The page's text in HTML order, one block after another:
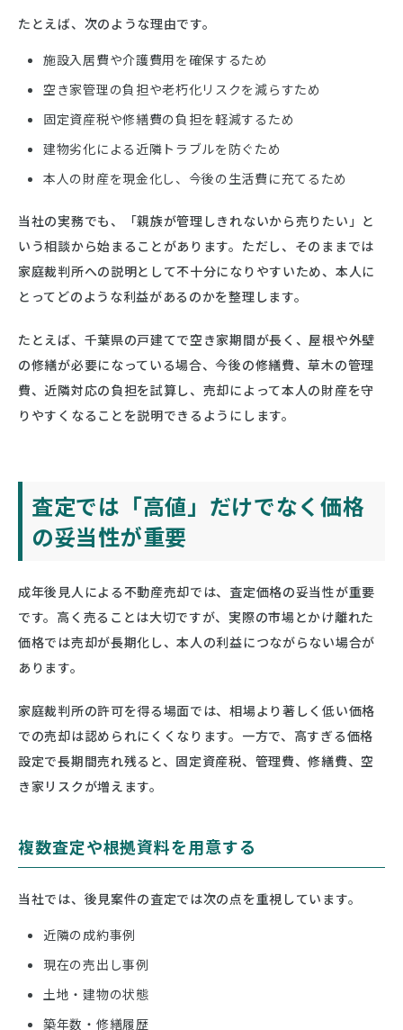
たとえば、次のような理由です。
施設入居費や介護費用を確保するため
空き家管理の負担や老朽化リスクを減らすため
固定資産税や修繕費の負担を軽減するため
建物劣化による近隣トラブルを防ぐため
本人の財産を現金化し、今後の生活費に充てるため
当社の実務でも、「親族が管理しきれないから売りたい」と
いう相談から始まることがあります。ただし、そのままでは
家庭裁判所への説明として不十分になりやすいため、本人に
とってどのような利益があるのかを整理します。
たとえば、千葉県の戸建てで空き家期間が長く、屋根や外壁
の修繕が必要になっている場合、今後の修繕費、草木の管理
費、近隣対応の負担を試算し、売却によって本人の財産を守
りやすくなることを説明できるようにします。
査定では「高値」だけでなく価格
の妥当性が重要
成年後見人による不動産売却では、査定価格の妥当性が重要
です。高く売ることは大切ですが、実際の市場とかけ離れた
価格では売却が長期化し、本人の利益につながらない場合が
あります。
家庭裁判所の許可を得る場面では、相場より著しく低い価格
での売却は認められにくくなります。一方で、高すぎる価格
設定で長期間売れ残ると、固定資産税、管理費、修繕費、空
き家リスクが増えます。
複数査定や根拠資料を用意する
当社では、後見案件の査定では次の点を重視しています。
近隣の成約事例
現在の売出し事例
土地・建物の状態
築年数・修繕履歴